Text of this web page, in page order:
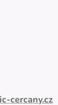
cercany.cz